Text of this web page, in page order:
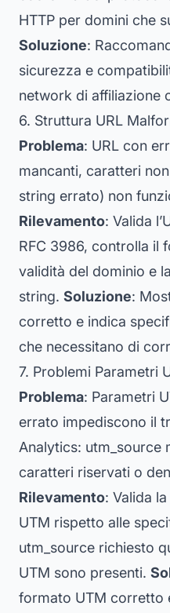
HTTP per domini che
Soluzione:
sicurezza e
network di affiliazione
6. Struttura URL
Problema: URL con
mancanti, caratteri
string errato) non
Rilevamento: Valida
RFC 3986, controlla il
validità del dominio e
string. Soluzione:
corretto e indica
che necessitano di
7. Problemi Parametri
Problema: Parametri
errato impediscono il
Analytics: utm_source
caratteri riservati o
Rilevamento: Valida
UTM rispetto alle
utm_source richiesto
UTM sono presenti.
formato UTM corretto